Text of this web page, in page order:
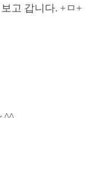
고 갑니다. +ㅁ+
^^